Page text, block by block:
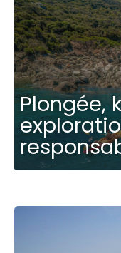
Plongée,